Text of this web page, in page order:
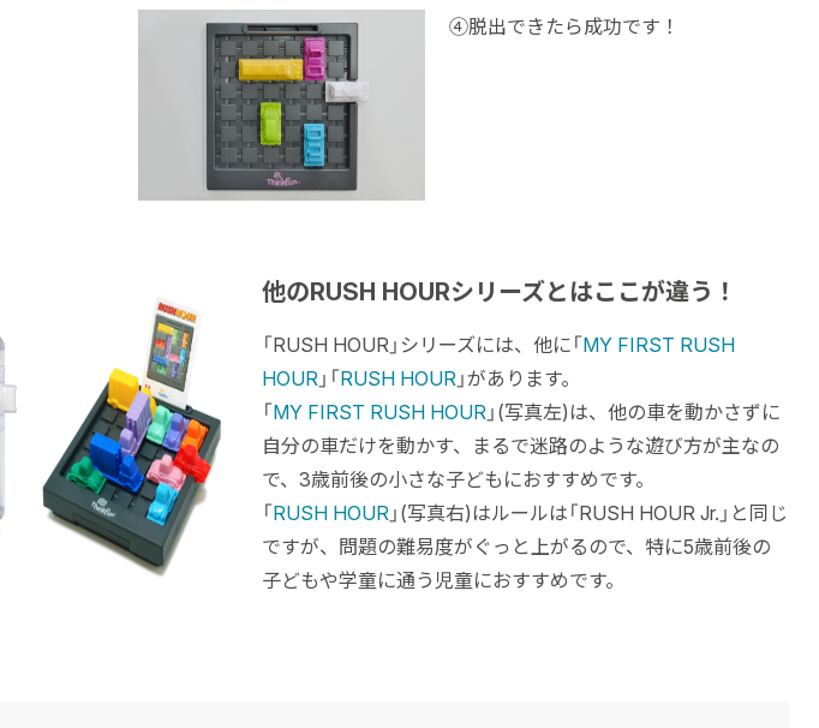
④脱出できたら成功です！
他のRUSH HOURシリーズとはここが違う！
「RUSH HOUR」シリーズには、他に「MY FIRST RUSH
HOUR」「RUSH HOUR」があります。
「MY FIRST RUSH HOUR」(写真左)は、他の車を動かさずに
自分の車だけを動かす、まるで迷路のような遊び方が主なの
で、3歳前後の小さな子どもにおすすめです。
「RUSH HOUR」(写真右)はルールは「RUSH HOUR Jr.」と同じ
ですが、問題の難易度がぐっと上がるので、特に5歳前後の
子どもや学童に通う児童におすすめです。